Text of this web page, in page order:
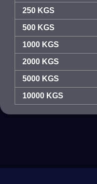
250 KGS
500 KGS
1000 KGS
2000 KGS
5000 KGS
10000 KGS